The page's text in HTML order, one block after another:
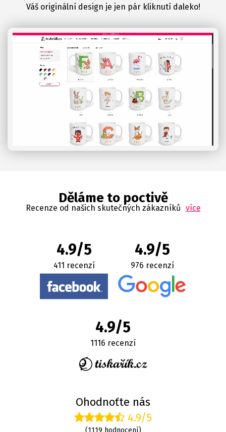
Váš originální design je jen pár kliknutí daleko!
Děláme to poctivě
Recenze od našich skutečných zákazníků více
4.9/5
411 recenzí
4.9/5
976 recenzí
4.9/5
1116 recenzí
Ohodnoťte nás
4.9/5
(1119 hodnocení)